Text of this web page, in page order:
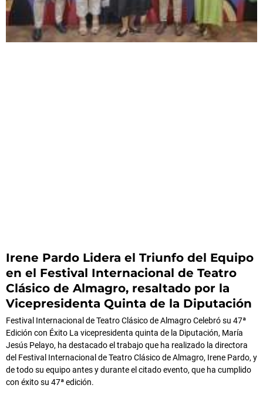
Irene Pardo Lidera el Triunfo del Equipo
en el Festival Internacional de Teatro
Clásico de Almagro, resaltado por la
Vicepresidenta Quinta de la Diputación
Festival Internacional de Teatro Clásico de Almagro Celebró su 47ª
Edición con Éxito La vicepresidenta quinta de la Diputación, María
Jesús Pelayo, ha destacado el trabajo que ha realizado la directora
del Festival Internacional de Teatro Clásico de Almagro, Irene Pardo, y
de todo su equipo antes y durante el citado evento, que ha cumplido
con éxito su 47ª edición.